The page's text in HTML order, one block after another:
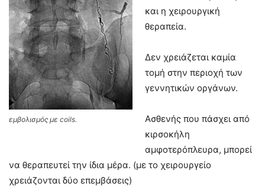
εμβολισμός με coils.
και η χειρουργική
θεραπεία.
Δεν χρειάζεται καμία
τομή στην περιοχή των
γεννητικών οργάνων.
Ασθενής που πάσχει από
κιρσοκήλη
αμφοτερόπλευρα, μπορεί
να θεραπευτεί την ίδια μέρα. (με το χειρουργείο
χρειάζονται δύο επεμβάσεις)